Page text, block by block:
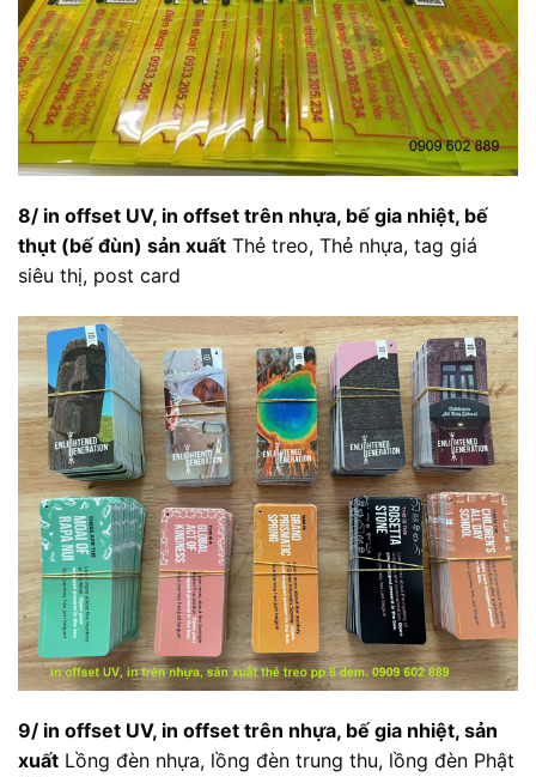
8/ in offset UV, in offset trên nhựa, bế gia nhiệt, bế
thụt (bế đùn) sản xuất Thẻ treo, Thẻ nhựa, tag giá
siêu thị, post card
9/ in offset UV, in offset trên nhựa, bế gia nhiệt, sản
xuất Lồng đèn nhựa, lồng đèn trung thu, lồng đèn Phật